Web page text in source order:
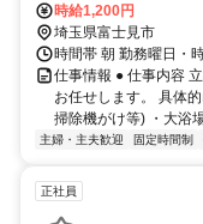
時給1,200円
埼玉県富士見市
時間帯 朝 勤務曜日・
仕事情報 ● 仕事内容
お任せします。 具体
掃除機がけ等) ・大浴
主婦・主夫歓迎 固定時間制
正社員